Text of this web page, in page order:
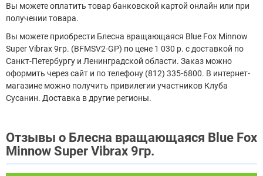
Вы можете оплатить товар банковской картой онлайн или при
получении товара.
Вы можете приобрести Блесна вращающаяся Blue Fox Minnow
Super Vibrax 9гр. (BFMSV2-GP) по цене 1 030 р. с доставкой по
Санкт-Петербургу и Ленинградской области. Заказ можно
оформить через сайт и по телефону (812) 335-6800. В интернет-
магазине можно получить привилегии участников Клуба
Сусанин. Доставка в другие регионы.
Отзывы о Блесна вращающаяся Blue Fox
Minnow Super Vibrax 9гр.